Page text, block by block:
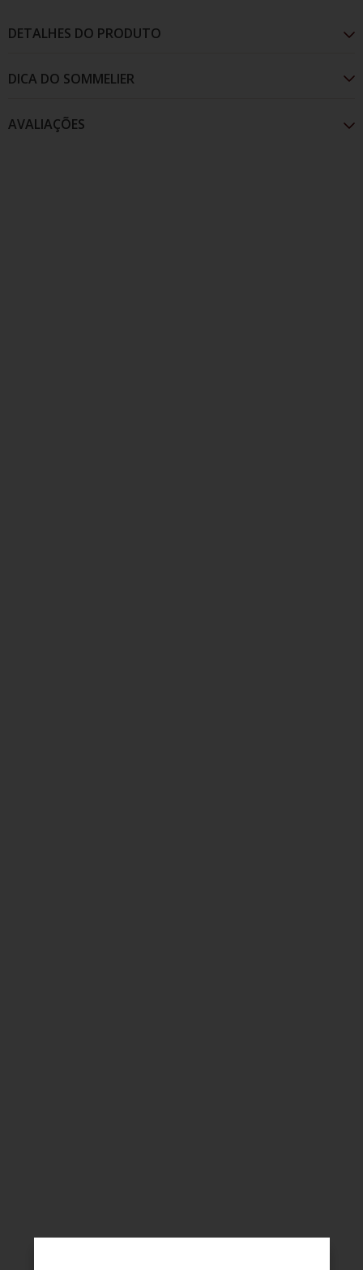
DETALHES DO PRODUTO
Apresenta cor densa, encarnada e escura. Aromas
AVALIAÇÕES